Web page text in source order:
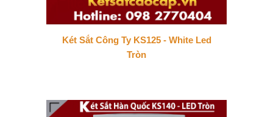
Két Sắt Công Ty KS125 - White Led
Tròn